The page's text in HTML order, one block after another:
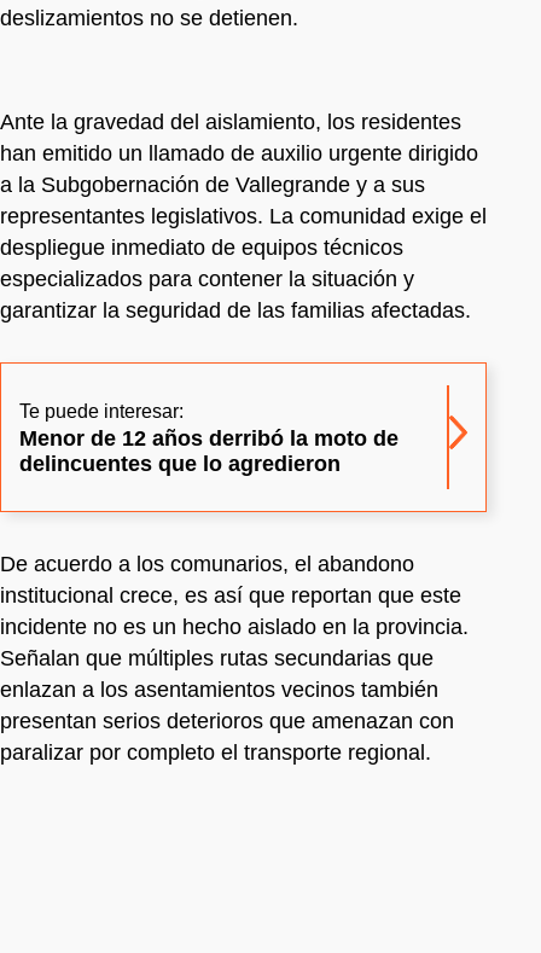
deslizamientos no se detienen.
Ante la gravedad del aislamiento, los residentes
han emitido un llamado de auxilio urgente dirigido
a la Subgobernación de Vallegrande y a sus
representantes legislativos. La comunidad exige el
despliegue inmediato de equipos técnicos
especializados para contener la situación y
garantizar la seguridad de las familias afectadas.
Te puede interesar:
Menor de 12 años derribó la moto de
delincuentes que lo agredieron
De acuerdo a los comunarios, el abandono
institucional crece, es así que reportan que este
incidente no es un hecho aislado en la provincia.
Señalan que múltiples rutas secundarias que
enlazan a los asentamientos vecinos también
presentan serios deterioros que amenazan con
paralizar por completo el transporte regional.